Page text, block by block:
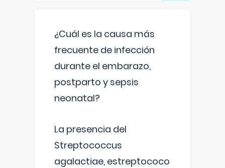
¿Cuál es la causa más
frecuente de infección
durante el embarazo,
postparto y sepsis
neonatal?
La presencia del
Streptococcus
agalactiae, estreptococo